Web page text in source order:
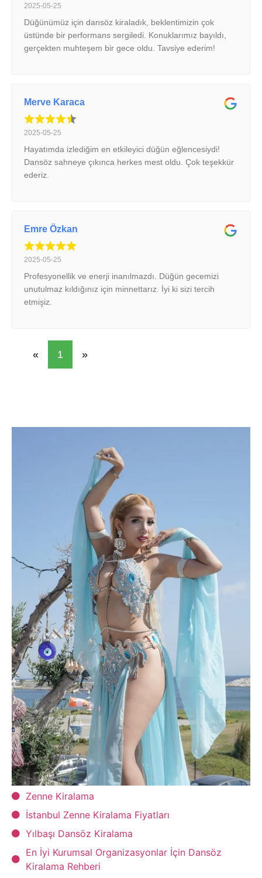
2025-05-25
Düğünümüz için dansöz kiraladık, beklentimizin çok
üstünde bir performans sergiledi. Konuklarımız bayıldı,
gerçekten muhteşem bir gece oldu. Tavsiye ederim!
Merve Karaca
2025-05-25
Hayatımda izlediğim en etkileyici düğün eğlencesiydi!
Dansöz sahneye çıkınca herkes mest oldu. Çok teşekkür
ederiz.
Emre Özkan
2025-05-25
Profesyonellik ve enerji inanılmazdı. Düğün gecemizi
unutulmaz kıldığınız için minnettarız. İyi ki sizi tercih
etmişiz.
« 1 »
Zenne Kiralama
İstanbul Zenne Kiralama Fiyatları
Yılbaşı Dansöz Kiralama
En İyi Kurumsal Organizasyonlar İçin Dansöz
Kiralama Rehberi